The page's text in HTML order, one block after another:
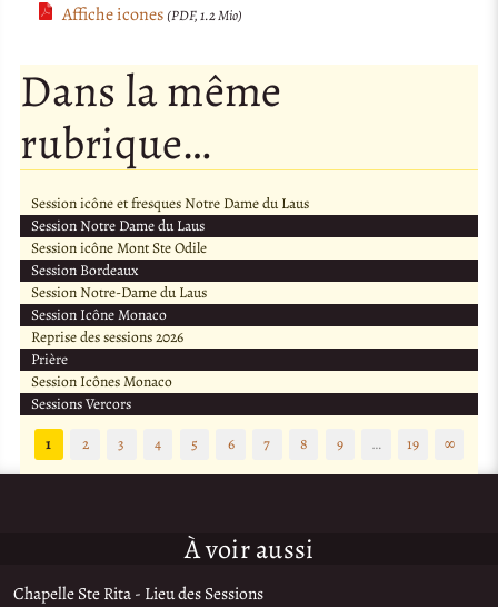
Affiche icones (PDF, 1.2 Mio)
Dans la même
rubrique…
Session icône et fresques Notre Dame du Laus
Session Notre Dame du Laus
Session icône Mont Ste Odile
Session Bordeaux
Session Notre-Dame du Laus
Session Icône Monaco
Reprise des sessions 2026
Prière
Session Icônes Monaco
Sessions Vercors
1
2 3 4 5 6 7 8 9 … 19 ∞
À voir aussi
Chapelle Ste Rita - Lieu des Sessions